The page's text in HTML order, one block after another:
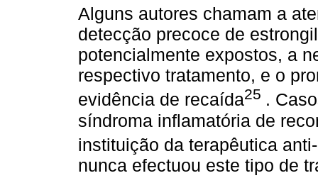
Alguns autores chamam a
detecção precoce de
potencialmente expostos, a
respectivo tratamento, e o
evidência de recaída25 .
síndroma inflamatória de
instituição da terapêutica
nunca efectuou este tipo de